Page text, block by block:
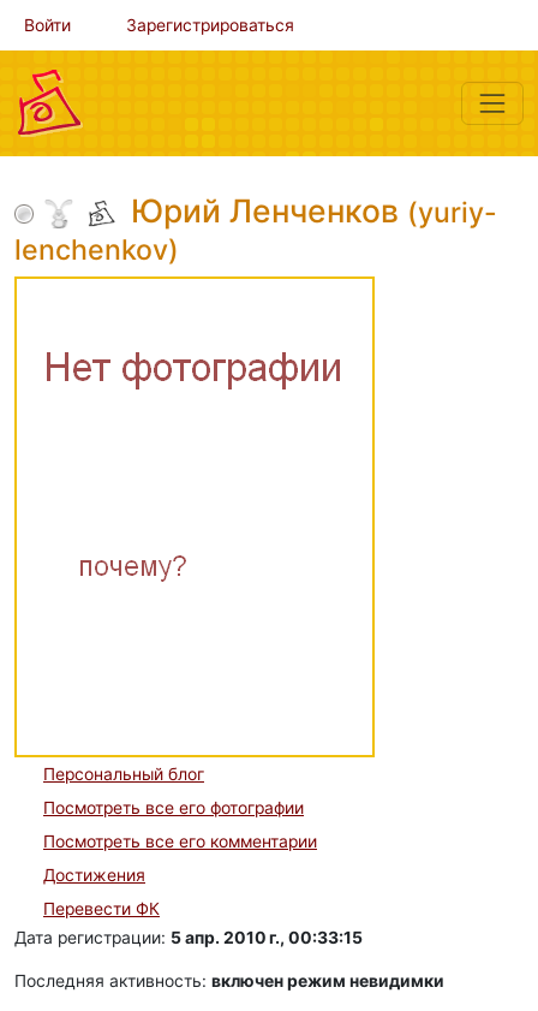
Войти Зарегистрироваться
Юрий Ленченков (yuriy-
lenchenkov)
Персональный блог
Посмотреть все его фотографии
Посмотреть все его комментарии
Достижения
Перевести ФК
Дата регистрации: 5 апр. 2010 г., 00:33:15
Последняя активность: включен режим невидимки